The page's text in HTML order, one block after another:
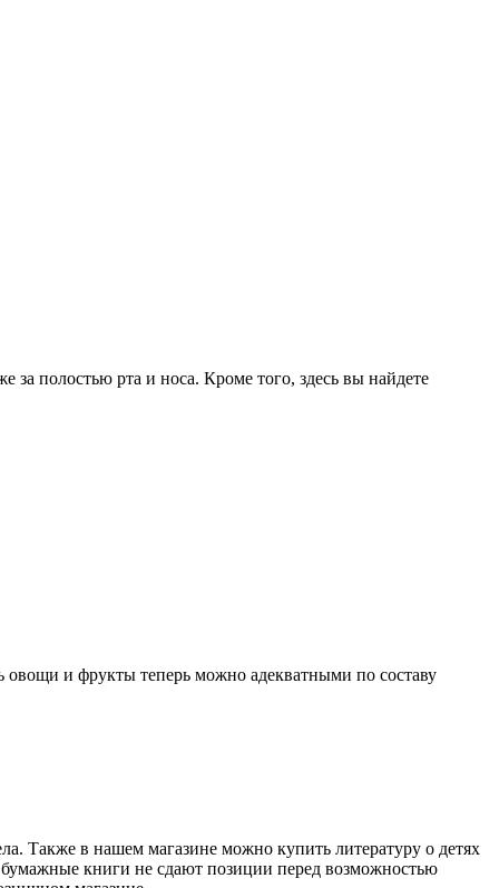
за полостью рта и носа. Кроме того, здесь вы найдете
овощи и фрукты теперь можно адекватными по составу
Также в нашем магазине можно купить литературу о детях
книги не сдают позиции перед возможностью